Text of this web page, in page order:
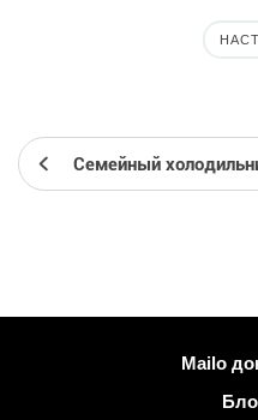
Семейный
Больше информацииMailo